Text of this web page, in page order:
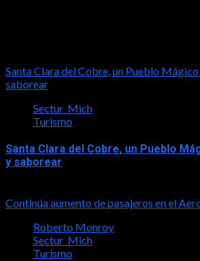
Santa Clara del Cobre, un Pueblo
saborear
Sectur_Mich
Turismo
Santa Clara del Cobre, un Pueblo
y saborear
Continúa aumento de pasajeros en el
Roberto Monroy
Sectur_Mich
Turismo